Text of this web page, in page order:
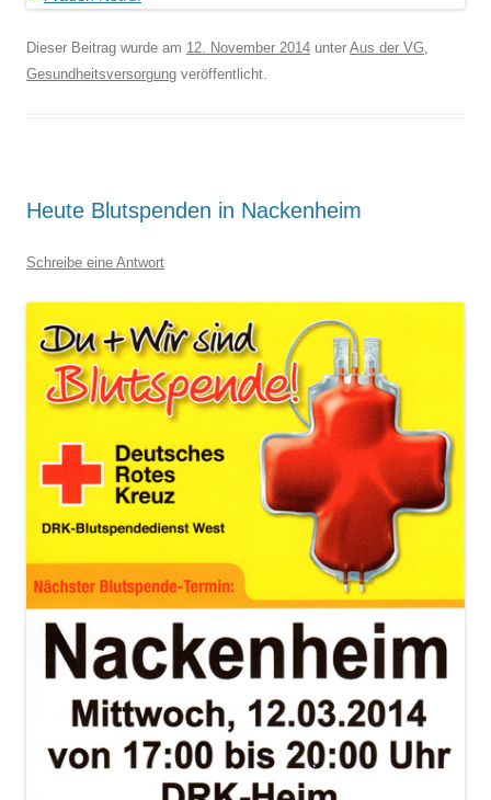
Dieser Beitrag wurde am 12. November 2014 unter Aus der VG,
Gesundheitsversorgung veröffentlicht.
Heute Blutspenden in Nackenheim
Schreibe eine Antwort